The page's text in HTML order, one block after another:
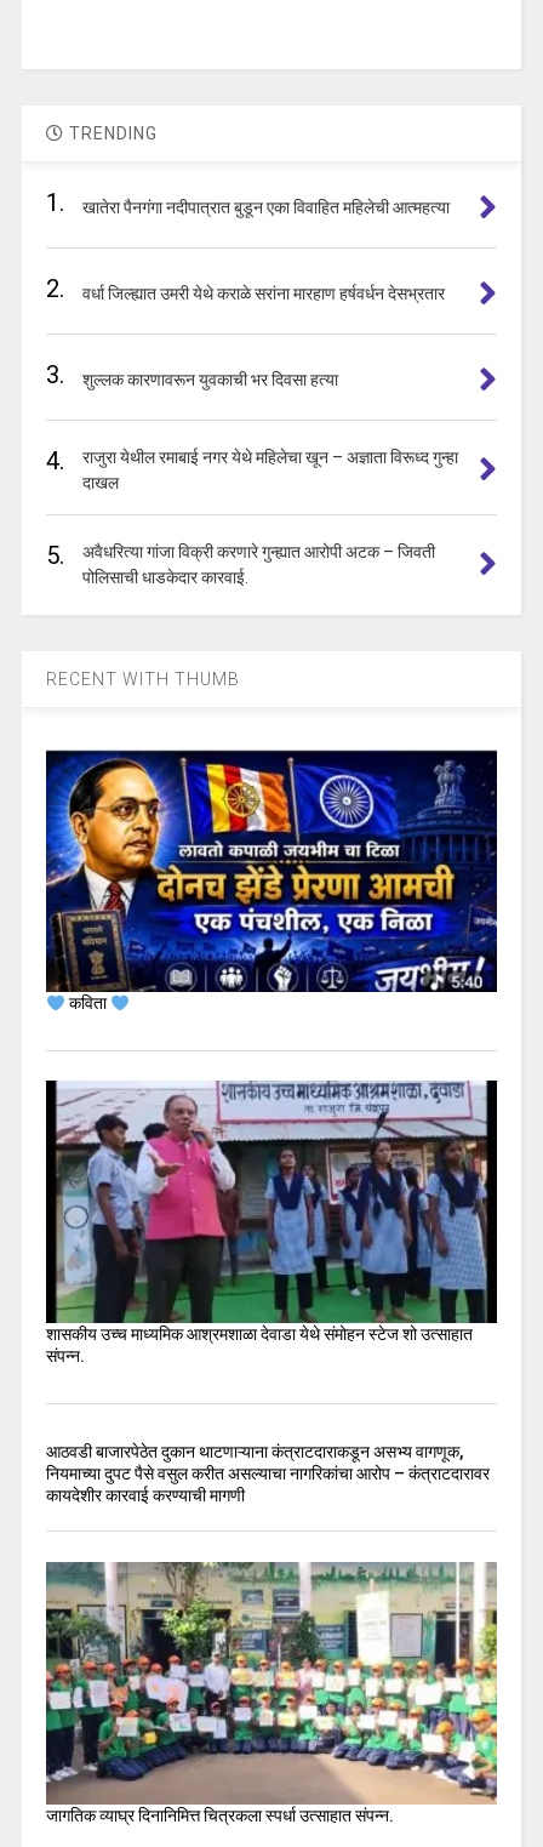
TRENDING
1. खातेरा पैनगंगा नदीपात्रात बुडून एका विवाहित महिलेची आत्महत्या
2. वर्धा जिल्ह्यात उमरी येथे कराळे सरांना मारहाण हर्षवर्धन देसभ्रतार
3. शुल्लक कारणावरून युवकाची भर दिवसा हत्या
4.
राजुरा येथील रमाबाई नगर येथे महिलेचा खून – अज्ञाता विरूध्द गुन्हा
दाखल
5.
अवैधरित्या गांजा विक्री करणारे गुन्ह्यात आरोपी अटक – जिवती
पोलिसाची धाडकेदार कारवाई.
RECENT WITH THUMB
कविता
शासकीय उच्च माध्यमिक आश्रमशाळा देवाडा येथे संमोहन स्टेज शो उत्साहात
संपन्न.
आठवडी बाजारपेठेत दुकान थाटणाऱ्याना कंत्राटदाराकडून असभ्य वागणूक,
नियमाच्या दुपट पैसे वसुल करीत असल्याचा नागरिकांचा आरोप – कंत्राटदारावर
कायदेशीर कारवाई करण्याची मागणी
जागतिक व्याघ्र दिनानिमित्त चित्रकला स्पर्धा उत्साहात संपन्न.